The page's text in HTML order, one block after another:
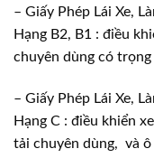
– Giấy Phép Lái Xe,
Hạng B2, B1 : điều
chuyên dùng có
– Giấy Phép Lái Xe,
Hạng C : điều khiển
tải chuyên dùng, và